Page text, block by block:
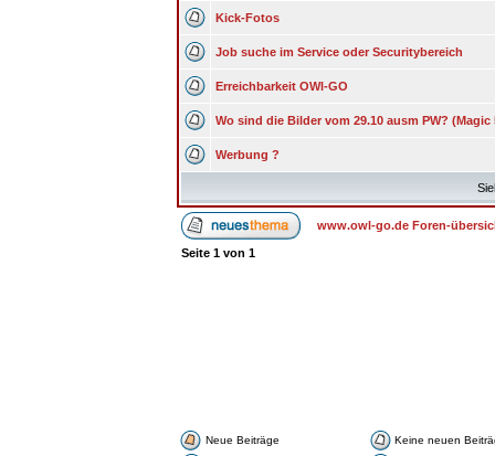
Kick-Fotos
Job suche im Service oder Securitybereich
Erreichbarkeit OWl-GO
Wo sind die Bilder vom 29.10 ausm PW? (Magic
Werbung ?
www.owl-go.de Foren-
Seite 1 von 1
Neue Beiträge
Keine neuen